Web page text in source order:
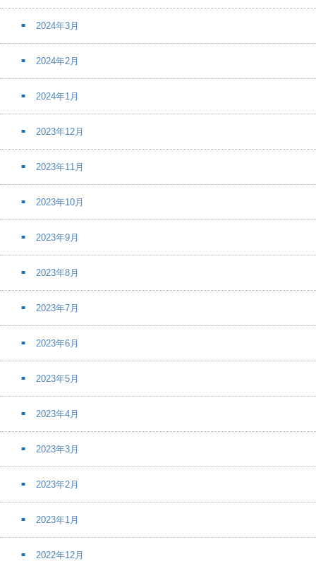
2024年3月
2024年2月
2024年1月
2023年12月
2023年11月
2023年10月
2023年9月
2023年8月
2023年7月
2023年6月
2023年5月
2023年4月
2023年3月
2023年2月
2023年1月
2022年12月